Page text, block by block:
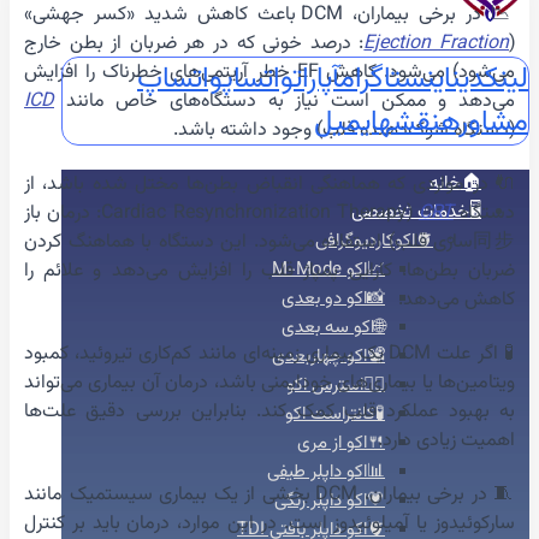
لینکدیناینستاگرامآپاراتواتساپواتساپ
مشاورهنقشهایمیل
🏠خانه
🖥️خدمات تخصصی
🫀اکوکاردیوگرافی
📈اکو M-Mode
📸اکو دو بعدی
🌐اکو سه بعدی
📽️اکو چهاربعدی
🏃‍♀️استرس اکو
🧪کانتراست اکو
🍴اکو از مری
📊اکو داپلر طیفی
💗اکو داپلر رنگی
🫀اکو داپلر بافتی TDI
📉 در برخی بیماران، DCM باعث کاهش شدید «کسر جهشی»
(
Ejection Fraction: درصد خونی که در هر ضربان از بطن خارج
می‌شود) می‌شود. کاهش EF خطر آریتمی‌های خطرناک را افزایش
می‌دهد و ممکن است نیاز به دستگاه‌های خاص مانندICD
(دستگاه شوک‌دهنده قلب) وجود داشته باشد.
🔌 در مواردی که هماهنگی انقباض بطن‌ها مختل شده باشد، از
دستگاهCRT
(Cardiac Resynchronization Therapy: درمان باز
同步‌سازی قلب) استفاده می‌شود. این دستگاه با هماهنگ کردن
ضربان بطن‌ها، کارایی پمپاژ قلب را افزایش می‌دهد و علائم را
کاهش می‌دهد.
🧪 اگر علت DCM یک بیماری زمینه‌ای مانند کم‌کاری تیروئید، کمبود
ویتامین‌ها یا بیماری‌های خودایمنی باشد، درمان آن بیماری می‌تواند
به بهبود عملکرد قلب کمک کند. بنابراین بررسی دقیق علت‌ها
اهمیت زیادی دارد.
🧵 در برخی بیماران، DCM بخشی از یک بیماری سیستمیک مانند
سارکوئیدوز یا آمیلوئیدوز است. در این موارد، درمان باید بر کنترل